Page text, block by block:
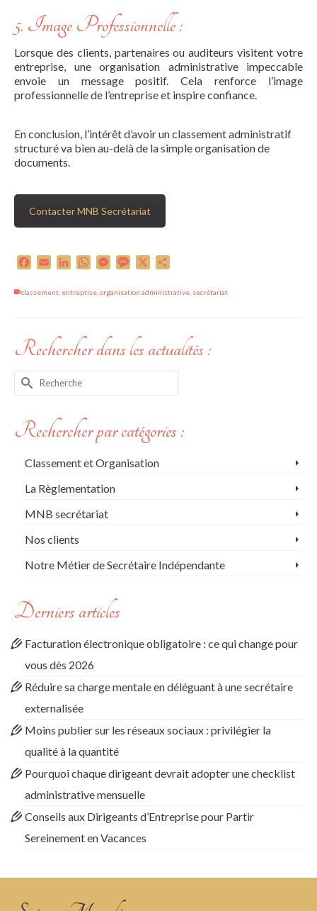
5. Image Professionnelle :
Lorsque des clients, partenaires ou auditeurs visitent votre
entreprise, une organisation administrative impeccable
envoie un message positif. Cela renforce l’image
professionnelle de l’entreprise et inspire confiance.
En conclusion, l’intérêt d’avoir un classement administratif
structuré va bien au-delà de la simple organisation de
documents.
Contacter MNB Secrétariat
Facebook
Email LinkedInWhatsApp
Messenger
Message
classement entreprise organisation administrative secrétariat
Rechercher dans les actualités :
Rechercher :
Rechercher par catégories :
Classement et Organisation
La Règlementation
MNB secrétariat
Nos clients
Notre Métier de Secrétaire Indépendante
Derniers articles
Facturation électronique obligatoire : ce qui change pour
vous dès 2026
Réduire sa charge mentale en déléguant à une secrétaire
externalisée
Moins publier sur les réseaux sociaux : privilégier la
qualité à la quantité
Pourquoi chaque dirigeant devrait adopter une checklist
administrative mensuelle
Conseils aux Dirigeants d’Entreprise pour Partir
Sereinement en Vacances